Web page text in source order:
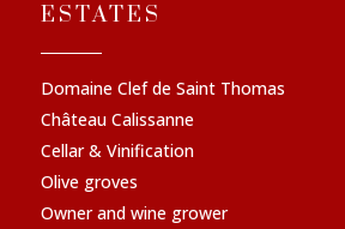
ESTATES
Domaine Clef de Saint Thomas
Château Calissanne
Cellar & Vinification
Olive groves
Owner and wine grower